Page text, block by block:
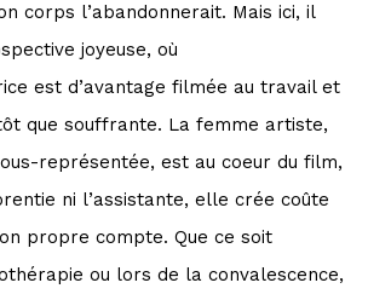
corps l’abandonnerait. Mais ici, il
joyeuse, où
est d’avantage filmée au travail et
que souffrante. La femme artiste,
représentée, est au coeur du film,
ni l’assistante, elle crée coûte
propre compte. Que ce soit
ou lors de la convalescence,